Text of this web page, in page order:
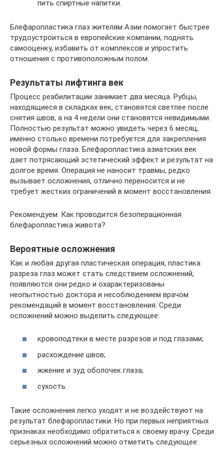
пить спиртные напитки.
Блефаропластика глаз жителям Азии помогает быстрее
трудоустроиться в европейские компании, поднять
самооценку, избавить от комплексов и упростить
отношения с противоположным полом.
Результаты лифтинга век
Процесс реабилитации занимает два месяца. Рубцы,
находящиеся в складках век, становятся светлее после
снятия швов, а на 4 недели они становятся невидимыми.
Полностью результат можно увидеть через 6 месяц,
именно столько времени потребуется для закрепления
новой формы глаза. Блефаропластика азиатских век
дает потрясающий эстетический эффект и результат на
долгое время. Операция не наносит травмы, редко
вызывает осложнения, отлично переносится и не
требует жестких ограничений в момент восстановления.
Рекомендуем: Как проводится безоперационная
блефаропластика живота?
Вероятные осложнения
Как и любая другая пластическая операция, пластика
разреза глаз может стать следствием осложнений,
появляются они редко и охарактеризованы
неопытностью доктора и несоблюдением врачом
рекомендаций в момент восстановления. Среди
осложнений можно выделить следующее:
кровоподтеки в месте разрезов и под глазами;
расхождение швов;
жжение и зуд оболочек глаза;
сухость.
Такие осложнения легко уходят и не воздействуют на
результат блефаропластики. Но при первых неприятных
признаках необходимо обратиться к своему врачу. Среди
серьезных осложнений можно отметить следующее: